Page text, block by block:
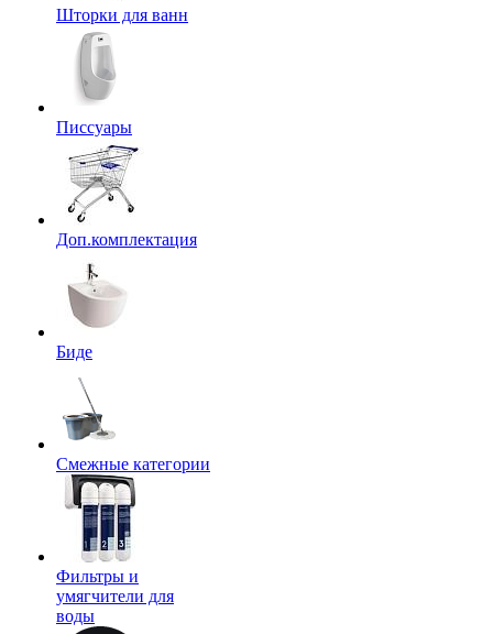
Шторки для ванн
Писсуары
Доп.комплектация
Биде
Смежные категории
Фильтры и
умягчители для
воды